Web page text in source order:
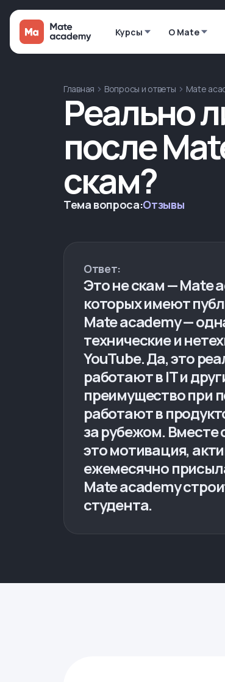
Курсы О Mate
Главная Вопросы и ответы Mate
Реально
после
скам?
Тема вопроса:Отзывы
Ответ:
Это не скам — Mate
которых имеют
Mate academy —
технические и
YouTube. Да, это
работают в IT и
преимущество при
работают в
за рубежом. Вместе
это мотивация,
ежемесячно
Mate academy
студента.